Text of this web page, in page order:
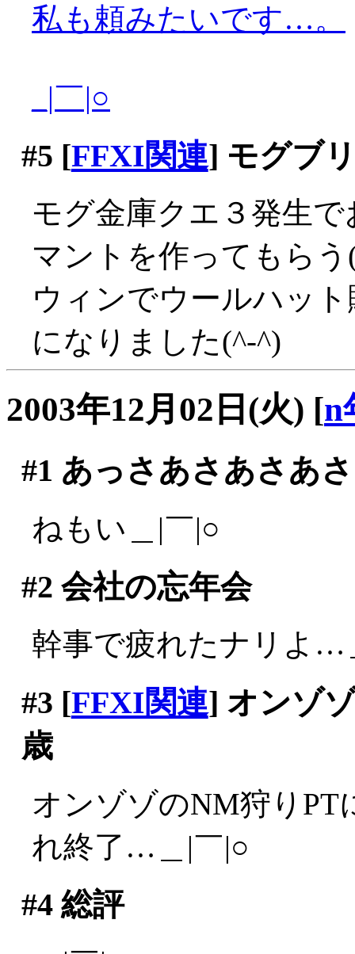
私も頼みたいです…。
_|￣|○
#5 [FFXI関連] モグブ
モグ金庫クエ３発生
マントを作ってもらう
ウィンでウールハッ
になりました(^-^)
2003年12月02日(火) [n
#1 あっさあさあさあ
ねもい＿|￣|○
#2 会社の忘年会
幹事で疲れたナリよ…
#3 [FFXI関連] オンゾ
歳
オンゾゾのNM狩りPT
れ終了…＿|￣|○
#4総評